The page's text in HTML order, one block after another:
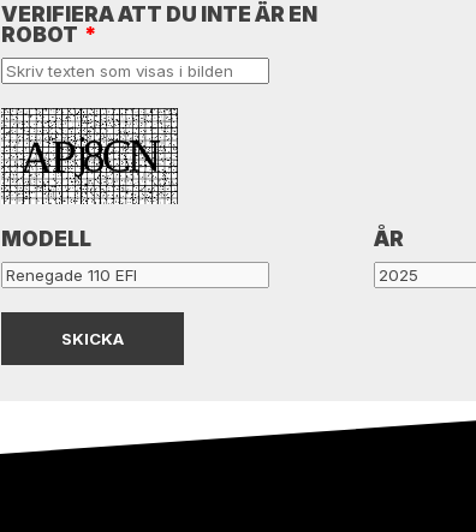
VERIFIERA ATT DU INTE ÄR EN
ROBOT *
MODELL ÅR